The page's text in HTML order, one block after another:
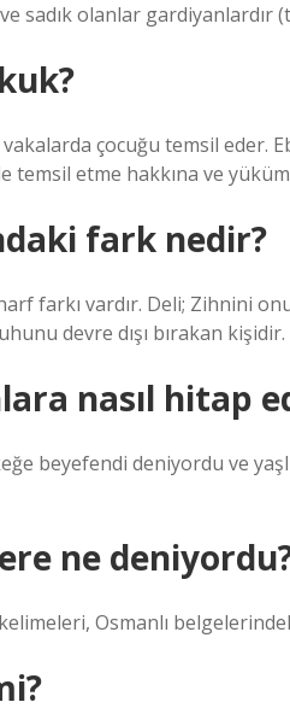
sadık olanlar gardiyanlardır
vakalarda çocuğu temsil eder.
temsil etme hakkına ve
fark nedir?
farkı vardır. Deli; Zihnini
devre dışı bırakan kişidir.
nasıl hitap
beyefendi deniyordu ve
ne
Osmanlı